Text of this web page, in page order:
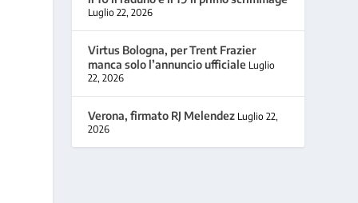
Luglio 22, 2026
Virtus Bologna, per Trent Frazier
manca solo l’annuncio ufficiale Luglio
22, 2026
Verona, firmato RJ Melendez Luglio 22,
2026